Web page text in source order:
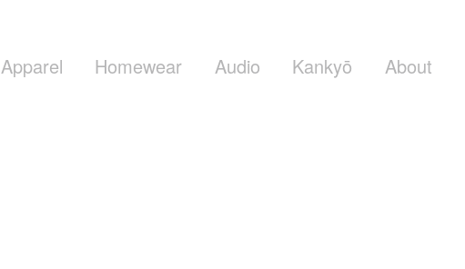
Apparel Homewear Audio Kankyō About